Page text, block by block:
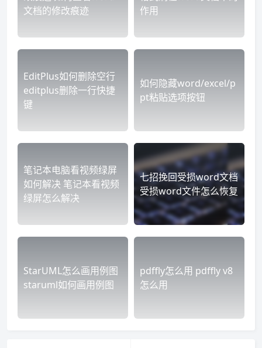
文档的修改痕迹
作用
EditPlus如何删除空行
editplus删除一行快捷
键
如何隐藏word/excel/p
pt粘贴选项按钮
笔记本电脑看视频绿屏
如何解决 笔记本看视频
绿屏怎么解决
七招挽回受损word文档
受损word文件怎么恢复
StarUML怎么画用例图
staruml如何画用例图
pdffly怎么用 pdffly v8
怎么用